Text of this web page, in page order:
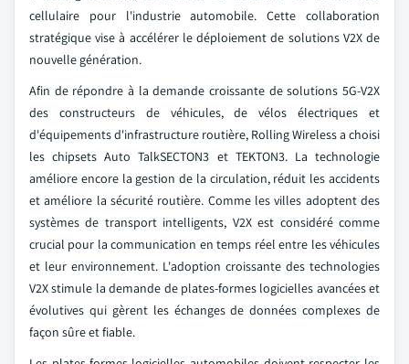
cellulaire pour l'industrie automobile. Cette collaboration
stratégique vise à accélérer le déploiement de solutions V2X de
nouvelle génération.
Afin de répondre à la demande croissante de solutions 5G-V2X
des constructeurs de véhicules, de vélos électriques et
d'équipements d'infrastructure routière, Rolling Wireless a choisi
les chipsets Auto TalkSECTON3 et TEKTON3. La technologie
améliore encore la gestion de la circulation, réduit les accidents
et améliore la sécurité routière. Comme les villes adoptent des
systèmes de transport intelligents, V2X est considéré comme
crucial pour la communication en temps réel entre les véhicules
et leur environnement. L'adoption croissante des technologies
V2X stimule la demande de plates-formes logicielles avancées et
évolutives qui gèrent les échanges de données complexes de
façon sûre et fiable.